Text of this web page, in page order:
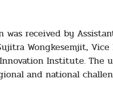
was received by
Wongkesemjit,
Institute. The
and national